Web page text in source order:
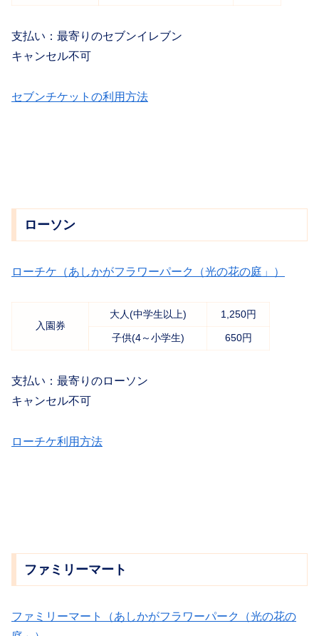
支払い：最寄りのセブンイレブン
キャンセル不可
セブンチケットの利用方法
ローソン
ローチケ（あしかがフラワーパーク（光の花の庭」）
入園券
大人(中学生以上) 1,250円
子供(4～小学生) 650円
支払い：最寄りのローソン
キャンセル不可
ローチケ利用方法
ファミリーマート
ファミリーマート（あしかがフラワーパーク（光の花の